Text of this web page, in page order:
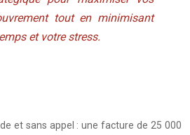
tout en minimisant
et votre stress.
et sans appel : une facture de 25 000